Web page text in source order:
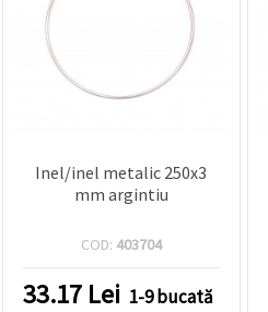
Inel/inel metalic 250x3
mm argintiu
COD: 403704
33.17 Lei 1-9 bucată